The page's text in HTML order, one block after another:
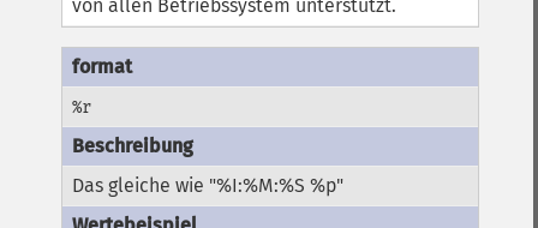
von allen Betriebssystem unterstützt.
%r
Das gleiche wie "%I:%M:%S %p"